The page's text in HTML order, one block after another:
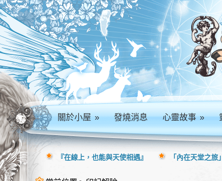
關於小屋» 發燒消息 心靈故事»
『在線上，也能與天使相遇』 「內在天堂之